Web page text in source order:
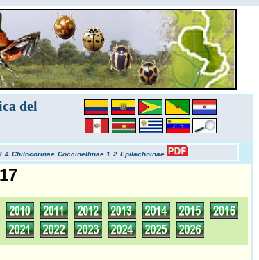
del
4 Chilocorinae Coccinellinae 1 2 Epilachninae